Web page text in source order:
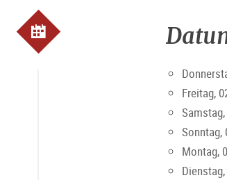
Freitag,
Sonntag,
Montag,